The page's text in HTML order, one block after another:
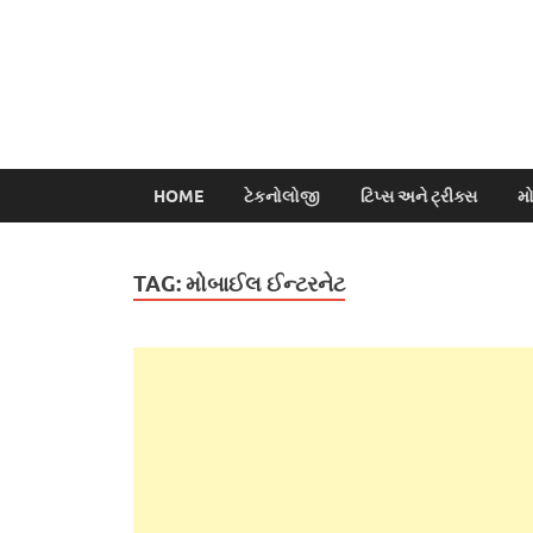
HOME ટેકનોલોજી ટિપ્સ અને ટ્રીક્સ
TAG:મોબાઈલ ઈન્ટરનેટ